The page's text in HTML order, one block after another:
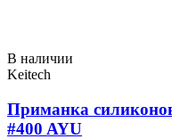
В наличии
Keitech
Приманка
#400 AYU